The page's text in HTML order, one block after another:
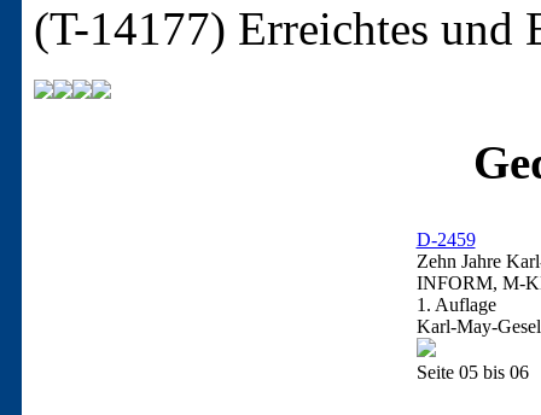
(T-14177) Erreichtes und
D-2459
Zehn Jahre
INFORM, M-
1. Auflage
Karl-May-
Seite 05 bis 06